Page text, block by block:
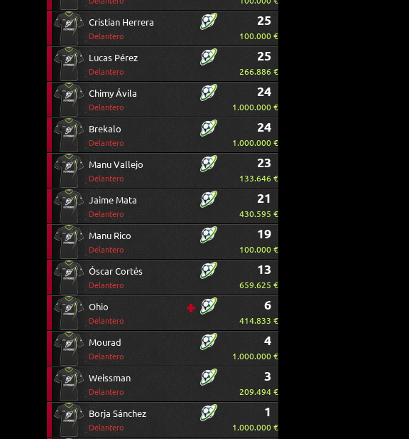
Cristian Herrera
Delantero
25
100.000 €
Lucas Pérez
Delantero
25
266.886 €
Chimy Ávila
Delantero
24
1.000.000 €
Brekalo
Delantero
24
1.000.000 €
Manu Vallejo
Delantero
23
133.646 €
Jaime Mata
Delantero
21
430.595 €
Manu Rico
Delantero
19
100.000 €
Óscar Cortés
Delantero
13
659.625 €
Ohio
Delantero
6
414.833 €
Mourad
Delantero
4
1.000.000 €
Weissman
Delantero
3
209.494 €
Borja Sánchez
Delantero
1
1.000.000 €